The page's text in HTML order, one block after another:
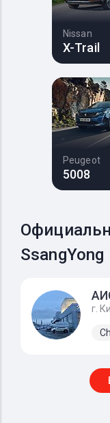
Nissan
X-Trail
Peugeot
5008
SsangYong
г.